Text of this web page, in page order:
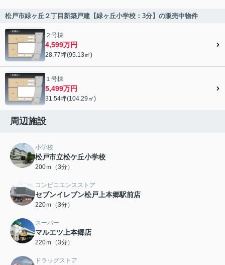
松戸市緑ヶ丘２丁目新築戸建【緑ヶ丘小学校：3分】の販売中物件
２号棟
4,599万円
28.77坪(95.13㎡)
１号棟
5,499万円
31.54坪(104.29㎡)
周辺施設
小学校
松戸市立松ケ丘小学校
200ｍ（3分）
コンビニエンスストア
セブンイレブン松戸上本郷駅前店
220ｍ（3分）
スーパー
マルエツ上本郷店
220ｍ（3分）
ドラッグストア